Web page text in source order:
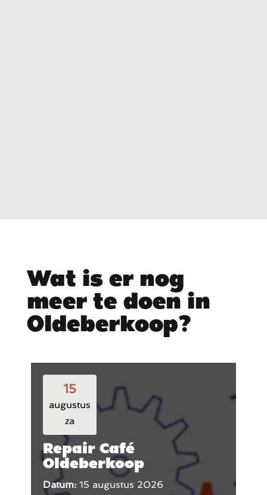
Wat is er nog
meer te doen in
Oldeberkoop?
15
augustus
za
Repair Café
Oldeberkoop
Datum: 15 augustus 2026